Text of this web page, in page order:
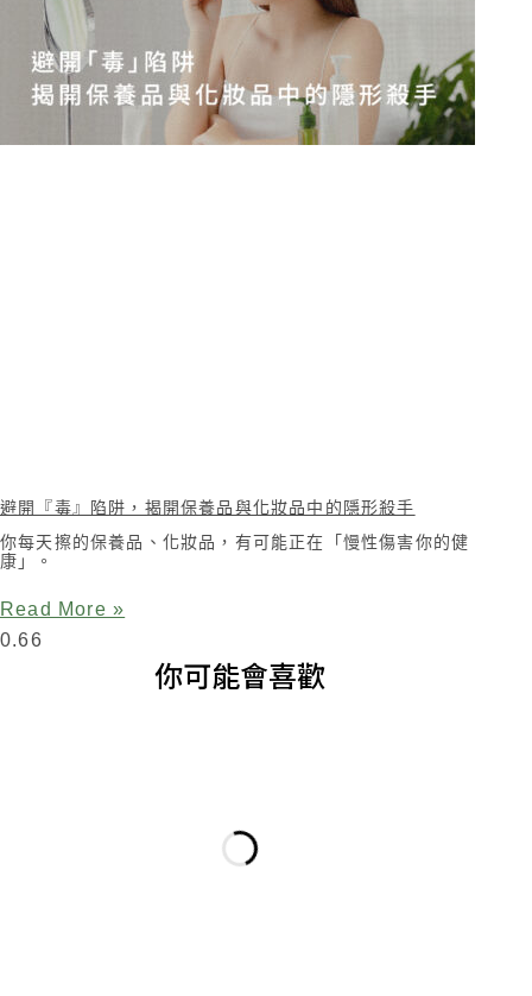
避開『毒』陷阱，揭開保養品與化妝品中的隱形殺手
你每天擦的保養品、化妝品，有可能正在「慢性傷害你的健
康」。
Read More »
你可能會喜歡